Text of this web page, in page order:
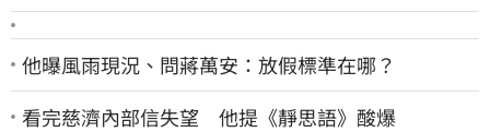
他曝風雨現況、問蔣萬安：放假標準在哪？
看完慈濟內部信失望 他提《靜思語》酸爆